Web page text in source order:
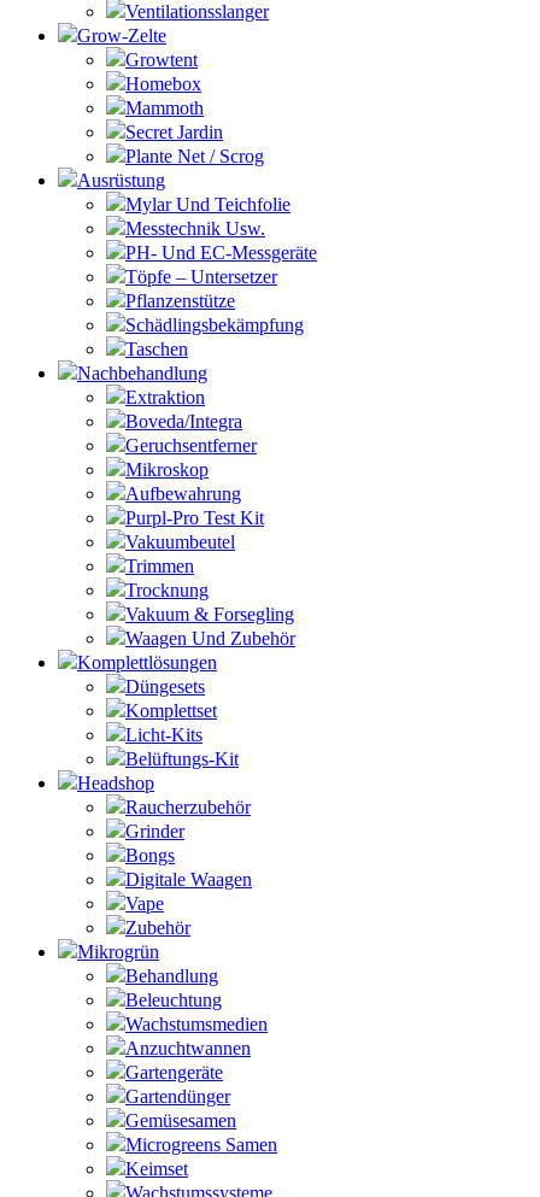
Ventilationsslanger
Grow-Zelte
Growtent
Homebox
Mammoth
Secret Jardin
Plante Net / Scrog
Ausrüstung
Mylar Und Teichfolie
Messtechnik Usw.
PH- Und EC-Messgeräte
Töpfe – Untersetzer
Pflanzenstütze
Schädlingsbekämpfung
Taschen
Nachbehandlung
Extraktion
Boveda/Integra
Geruchsentferner
Mikroskop
Aufbewahrung
Purpl-Pro Test Kit
Vakuumbeutel
Trimmen
Trocknung
Vakuum & Forsegling
Waagen Und Zubehör
Komplettlösungen
Düngesets
Komplettset
Licht-Kits
Belüftungs-Kit
Headshop
Raucherzubehör
Grinder
Bongs
Digitale Waagen
Vape
Zubehör
Mikrogrün
Behandlung
Beleuchtung
Wachstumsmedien
Anzuchtwannen
Gartengeräte
Gartendünger
Gemüsesamen
Microgreens Samen
Keimset
Wachstumssysteme